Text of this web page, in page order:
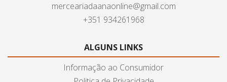
merceariadaanaonline@gmail.com
+351 934261968
ALGUNS LINKS
Informação ao Consumidor